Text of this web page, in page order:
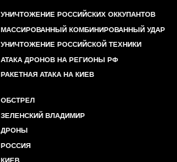
УНИЧТОЖЕНИЕ РОССИЙСКИХ ОККУПАНТОВ
МАССИРОВАННЫЙ КОМБИНИРОВАННЫЙ УДАР
УНИЧТОЖЕНИЕ РОССИЙСКОЙ ТЕХНИКИ
АТАКА ДРОНОВ НА РЕГИОНЫ РФ
РАКЕТНАЯ АТАКА НА КИЕВ
ОБСТРЕЛ
ЗЕЛЕНСКИЙ ВЛАДИМИР
ДРОНЫ
РОССИЯ
КИЕВ